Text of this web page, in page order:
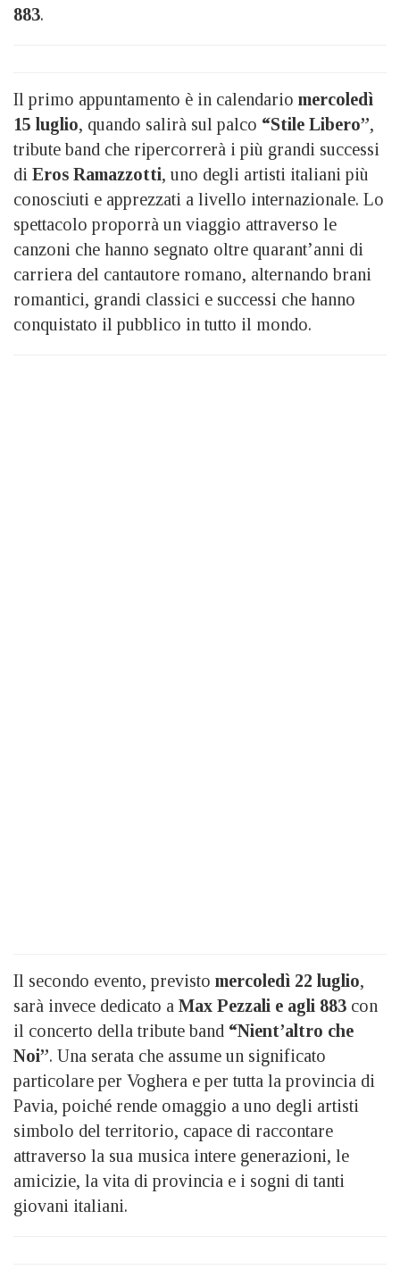
883.
Il primo appuntamento è in calendario mercoledì
15 luglio, quando salirà sul palco “Stile Libero”,
tribute band che ripercorrerà i più grandi successi
di Eros Ramazzotti, uno degli artisti italiani più
conosciuti e apprezzati a livello internazionale. Lo
spettacolo proporrà un viaggio attraverso le
canzoni che hanno segnato oltre quarant’anni di
carriera del cantautore romano, alternando brani
romantici, grandi classici e successi che hanno
conquistato il pubblico in tutto il mondo.
Il secondo evento, previsto mercoledì 22 luglio,
sarà invece dedicato a Max Pezzali e agli 883 con
il concerto della tribute band “Nient’altro che
Noi”. Una serata che assume un significato
particolare per Voghera e per tutta la provincia di
Pavia, poiché rende omaggio a uno degli artisti
simbolo del territorio, capace di raccontare
attraverso la sua musica intere generazioni, le
amicizie, la vita di provincia e i sogni di tanti
giovani italiani.